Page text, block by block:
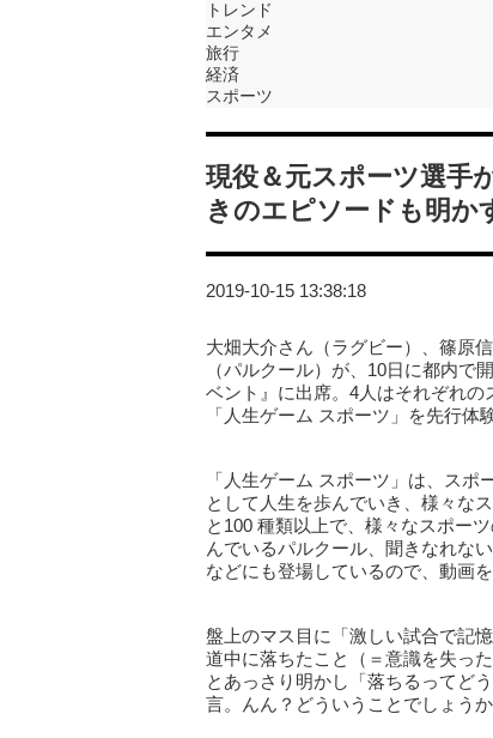
トレンド
エンタメ
旅行
経済
スポーツ
現役＆元スポーツ選手
きのエピソードも明か
2019-10-15 13:38:18
大畑大介さん（ラグビー）、篠原
（パルクール）が、10日に都内で
ベント』に出席。4人はそれぞれ
「人生ゲーム スポーツ」を先行体
「人生ゲーム スポーツ」は、ス
として人生を歩んでいき、様々な
と100 種類以上で、様々なスポー
んでいるパルクール、聞きなれな
などにも登場しているので、動画
盤上のマス目に「激しい試合で記
道中に落ちたこと（＝意識を失っ
とあっさり明かし「落ちるってど
言。んん？どういうことでしょうか